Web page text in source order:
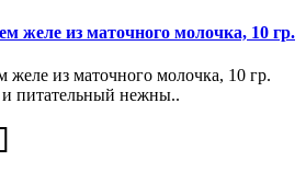
желе из маточного молочка, 10 гр.
из маточного молочка, 10 гр.
питательный нежны..